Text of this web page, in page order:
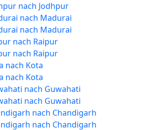
nach Jodhpur
nach Madurai
nach Madurai
nach Raipur
nach Raipur
nach Kota
nach Kota
nach Guwahati
nach Guwahati
nach Chandigarh
nach Chandigarh